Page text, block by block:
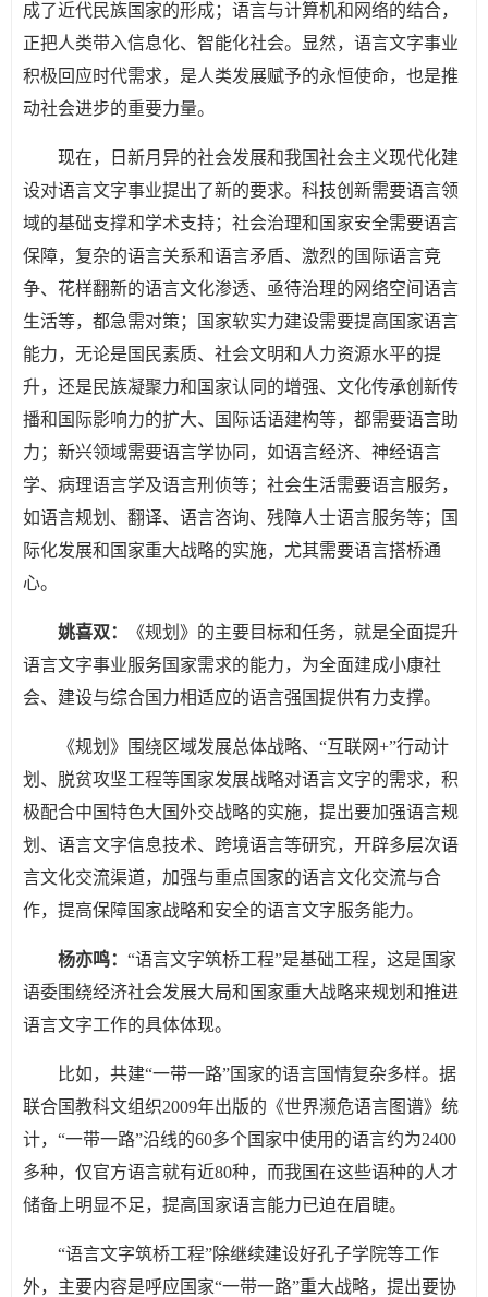
成了近代民族国家的形成；语言与计算机和网络的结合，
正把人类带入信息化、智能化社会。显然，语言文字事业
积极回应时代需求，是人类发展赋予的永恒使命，也是推
动社会进步的重要力量。
现在，日新月异的社会发展和我国社会主义现代化建
设对语言文字事业提出了新的要求。科技创新需要语言领
域的基础支撑和学术支持；社会治理和国家安全需要语言
保障，复杂的语言关系和语言矛盾、激烈的国际语言竞
争、花样翻新的语言文化渗透、亟待治理的网络空间语言
生活等，都急需对策；国家软实力建设需要提高国家语言
能力，无论是国民素质、社会文明和人力资源水平的提
升，还是民族凝聚力和国家认同的增强、文化传承创新传
播和国际影响力的扩大、国际话语建构等，都需要语言助
力；新兴领域需要语言学协同，如语言经济、神经语言
学、病理语言学及语言刑侦等；社会生活需要语言服务，
如语言规划、翻译、语言咨询、残障人士语言服务等；国
际化发展和国家重大战略的实施，尤其需要语言搭桥通
心。
姚喜双：
《规划》的主要目标和任务，就是全面提升
语言文字事业服务国家需求的能力，为全面建成小康社
会、建设与综合国力相适应的语言强国提供有力支撑。
《规划》围绕区域发展总体战略、“互联网+”行动计
划、脱贫攻坚工程等国家发展战略对语言文字的需求，积
极配合中国特色大国外交战略的实施，提出要加强语言规
划、语言文字信息技术、跨境语言等研究，开辟多层次语
言文化交流渠道，加强与重点国家的语言文化交流与合
作，提高保障国家战略和安全的语言文字服务能力。
杨亦鸣： “语言文字筑桥工程”是基础工程，这是国家
语委围绕经济社会发展大局和国家重大战略来规划和推进
语言文字工作的具体体现。
比如，共建“一带一路”国家的语言国情复杂多样。据
联合国教科文组织2009年出版的《世界濒危语言图谱》统
计，“一带一路”沿线的60多个国家中使用的语言约为2400
多种，仅官方语言就有近80种，而我国在这些语种的人才
储备上明显不足，提高国家语言能力已迫在眉睫。
“语言文字筑桥工程”除继续建设好孔子学院等工作
外，主要内容是呼应国家“一带一路”重大战略，提出要协